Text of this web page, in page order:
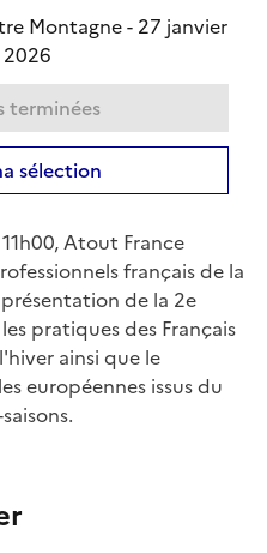
Montagne - 27 janvier
2026
terminées
sélection
Atout France
français de la
de la 2e
pratiques des Français
ainsi que le
européennes issus du